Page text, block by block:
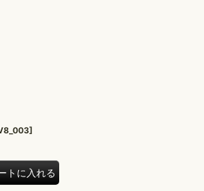
]
トに入れる